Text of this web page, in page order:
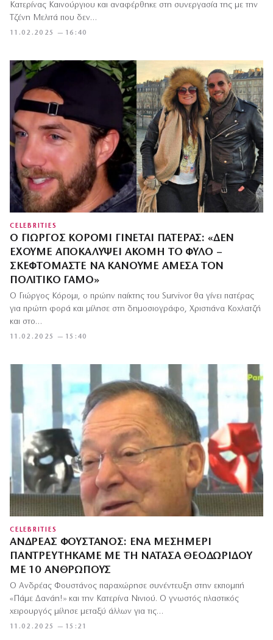
11.02.2025 — 16:40
Κατερίνας Καινούργιου και αναφέρθηκε στη συνεργασία της με την
Τζένη Μελιτά που δεν…
CELEBRITIES
Ο ΓΙΏΡΓΟΣ ΚΌΡΟΜΙ ΓΊΝΕΤΑΙ ΠΑΤΈΡΑΣ: «ΔΕΝ
ΈΧΟΥΜΕ ΑΠΟΚΑΛΎΨΕΙ ΑΚΌΜΗ ΤΟ ΦΎΛΟ –
ΣΚΕΦΤΌΜΑΣΤΕ ΝΑ ΚΆΝΟΥΜΕ ΆΜΕΣΑ ΤΟΝ
ΠΟΛΙΤΙΚΌ ΓΆΜΟ»
11.02.2025 — 15:40
Ο Γιώργος Κόρομι, ο πρώην παίκτης του Survivor θα γίνει πατέρας
για πρώτη φορά και μίλησε στη δημοσιογράφο, Χριστιάνα Κοχλατζή
και στο…
CELEBRITIES
ΑΝΔΡΈΑΣ ΦΟΥΣΤΆΝΟΣ: ΈΝΑ ΜΕΣΗΜΈΡΙ
ΠΑΝΤΡΕΥΤΉΚΑΜΕ ΜΕ ΤΗ ΝΑΤΆΣΑ ΘΕΟΔΩΡΊΔΟΥ
ΜΕ 10 ΑΝΘΡΏΠΟΥΣ
11.02.2025 — 15:21
Ο Ανδρέας Φουστάνος παραχώρησε συνέντευξη στην εκπομπή
«Πάμε Δανάη!» και την Κατερίνα Νινιού. Ο γνωστός πλαστικός
χειρουργός μίλησε μεταξύ άλλων για τις…